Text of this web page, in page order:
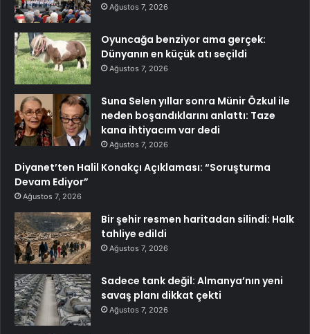
Ağustos 7, 2026
Oyuncağa benziyor ama gerçek:
Dünyanın en küçük atı seçildi
Ağustos 7, 2026
Suna Selen yıllar sonra Münir Özkul ile
neden boşandıklarını anlattı: Taze
kana ihtiyacım var dedi
Ağustos 7, 2026
Diyanet’ten Halil Konakçı Açıklaması: “Soruşturma
Devam Ediyor”
Ağustos 7, 2026
Bir şehir resmen haritadan silindi: Halk
tahliye edildi
Ağustos 7, 2026
Sadece tank değil: Almanya’nın yeni
savaş planı dikkat çekti
Ağustos 7, 2026